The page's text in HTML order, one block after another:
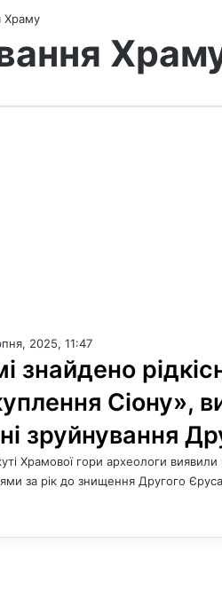
Храму
2025, 11:47
знайдено
Сіону»,
зруйнування
Храмової гори археологи
за рік до знищення Другого